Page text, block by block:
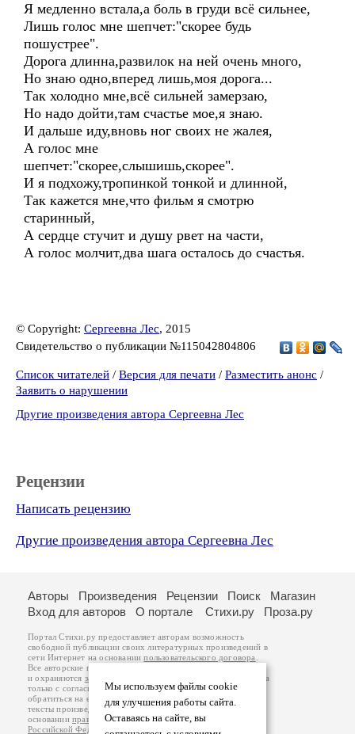
Я медленно встала,а боль в груди всё сильнее,
Лишь голос мне шепчет:"скорее будь
пошустрее".
Дорога длинна,развилок на ней очень много,
Но знаю одно,вперед лишь,моя дорога...
Так холодно мне,всё сильней замерзаю,
Но надо дойти,там счастье мое,я знаю.
И дальше иду,вновь ног своих не жалея,
А голос мне
шепчет:"скорее,слышишь,скорее".
И я подхожу,тропинкой тонкой и длинной,
Так кажется мне,что фильм я смотрю
старинный,
А сердце стучит и душу рвет на части,
А голос молчит,два шага осталось до счастья.
© Copyright: Сергеевна Лес, 2015
Свидетельство о публикации №115042804806
Список читателей / Версия для печати / Разместить анонс /
Заявить о нарушении
Другие произведения автора Сергеевна Лес
Рецензии
Написать рецензию
Другие произведения автора Сергеевна Лес
Мы используем файлы cookie
для улучшения работы сайта.
Оставаясь на сайте, вы
Авторы Произведения Рецензии Поиск
Магазин
Вход для авторов
О портале Стихи.ру Проза.ру
Портал Стихи.ру предоставляет авторам возможность
свободной публикации своих литературных произведений в
сети Интернет на основаниипользовательского договора
Все авторские права на произведения принадлежат авторам
и охраняются законом
. Перепечатка произведений возможна
только с согласия его автора, к которому вы можете
обратиться на его авторской странице. Ответственность за
тексты произведений авторы несут самостоятельно на
основанииправил публикацииизаконодательства
Российской Федерации